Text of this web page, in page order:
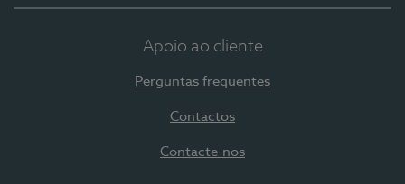
Apoio ao cliente
Perguntas frequentes
Contactos
Contacte-nos